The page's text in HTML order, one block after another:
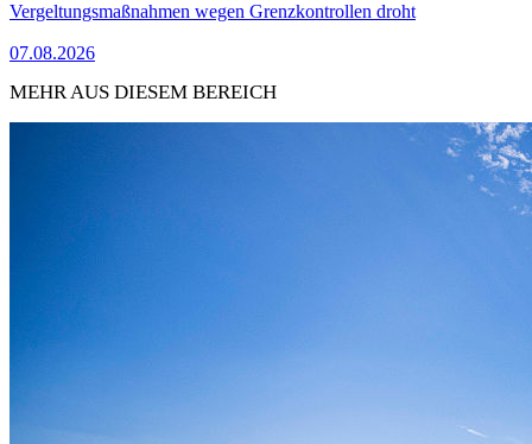
Vergeltungsmaßnahmen wegen Grenzkontrollen droht
07.08.2026
MEHR AUS DIESEM BEREICH